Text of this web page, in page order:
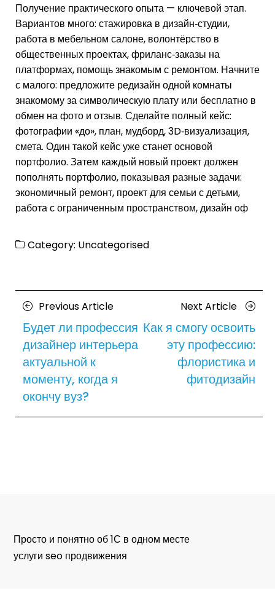
Получение практического опыта — ключевой этап.
Вариантов много: стажировка в дизайн‑студии,
работа в мебельном салоне, волонтёрство в
общественных проектах, фриланс‑заказы на
платформах, помощь знакомым с ремонтом. Начните
с малого: предложите редизайн одной комнаты
знакомому за символическую плату или бесплатно в
обмен на фото и отзыв. Сделайте полный кейс:
фотографии «до», план, мудборд, 3D‑визуализация,
смета. Один такой кейс уже станет основой
портфолио. Затем каждый новый проект должен
пополнять портфолио, показывая разные задачи:
экономичный ремонт, проект для семьи с детьми,
работа с ограниченным пространством, дизайн оф
Category: Uncategorised
Posts
navigation
Previous ArticlePrevious
Article
Будет ли профессия
дизайнер интерьера
актуальной к
моменту, когда я
окончу вуз?
Next Article
Next
Article
Как я смогу освоить
эту профессию:
флористика и
фитодизайн
Просто и понятно об 1С в одном месте
услуги seo продвижения